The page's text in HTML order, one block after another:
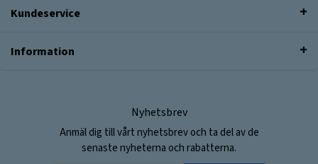
Kundeservice
Information
Nyhetsbrev
Anmäl dig till vårt nyhetsbrev och ta del av de
senaste nyheterna och rabatterna.